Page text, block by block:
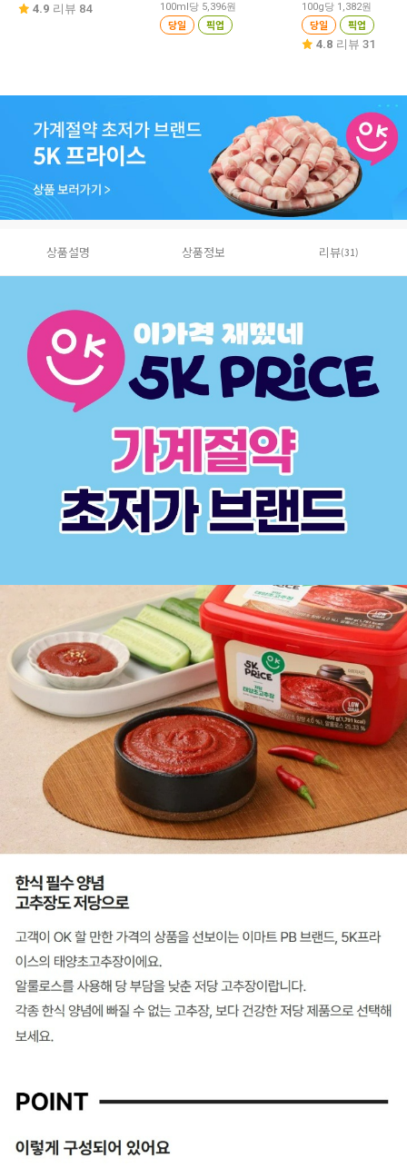
4.9 리뷰 84 100ml당 5,396원
당일 픽업
100g당 1,382원
당일 픽업
4.8 리뷰 31
상품설명 상품정보 리뷰(31)